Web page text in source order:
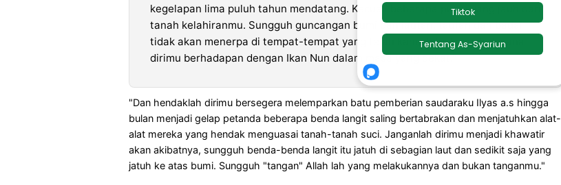
kegelapan lima puluh tahun mendatang. Kecuali beberapa pulau yang jauh dari
tanah kelahiranmu. Sungguh guncangan bumi dan lautan, taufan dan badai
tidak akan menerpa di tempat-tempat yang telah kamu lalui kecuali dimana
dirimu berhadapan dengan Ikan Nun dalam masa yang dekat."
"Dan hendaklah dirimu bersegera melemparkan batu pemberian saudaraku Ilyas a.s hingga
bulan menjadi gelap petanda beberapa benda langit saling bertabrakan dan menjatuhkan alat-
alat mereka yang hendak menguasai tanah-tanah suci. Janganlah dirimu menjadi khawatir
akan akibatnya, sungguh benda-benda langit itu jatuh di sebagian laut dan sedikit saja yang
jatuh ke atas bumi. Sungguh "tangan" Allah lah yang melakukannya dan bukan tanganmu."